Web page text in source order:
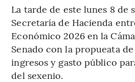
La tarde de este lunes 8 de
Secretaría de Hacienda
Económico 2026 en la
Senado con la propueata
ingresos y gasto público
del sexenio.